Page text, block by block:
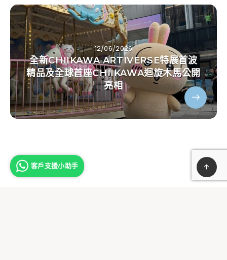
12/06/2026
全新CHIIKAWA ARTIVERSE特展首波
精品及全球首座CHIIKAWA迴旋木馬公開
亮相
客戶支援小助手